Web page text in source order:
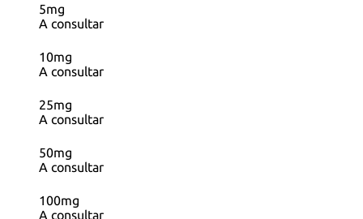
5mg
A consultar
10mg
A consultar
25mg
A consultar
50mg
A consultar
100mg
A consultar